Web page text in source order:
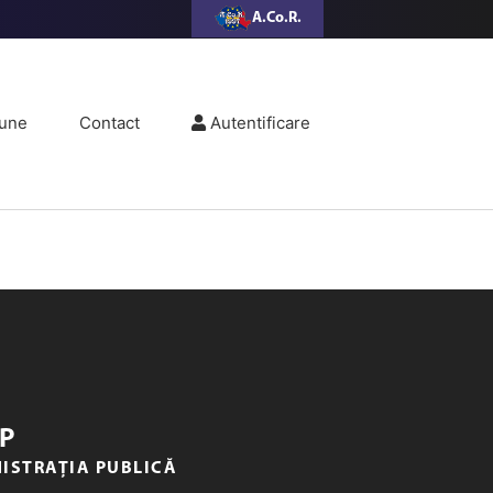
A.Co.R.
Contact Autentificare
PUBLICĂ